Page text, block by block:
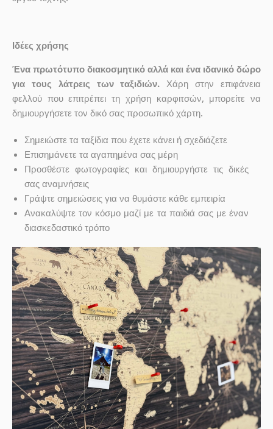
Ιδέες χρήσης
Ένα πρωτότυπο διακοσμητικό αλλά και ένα ιδανικό δώρο
για τους λάτρεις των ταξιδιών. Χάρη στην επιφάνεια
φελλού που επιτρέπει τη χρήση καρφιτσών, μπορείτε να
δημιουργήσετε τον δικό σας προσωπικό χάρτη.
Σημειώστε τα ταξίδια που έχετε κάνει ή σχεδιάζετε
Επισημάνετε τα αγαπημένα σας μέρη
Προσθέστε φωτογραφίες και δημιουργήστε τις δικές
σας αναμνήσεις
Γράψτε σημειώσεις για να θυμάστε κάθε εμπειρία
Ανακαλύψτε τον κόσμο μαζί με τα παιδιά σας με έναν
διασκεδαστικό τρόπο